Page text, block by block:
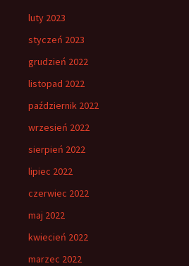
luty 2023
styczeń 2023
grudzień 2022
listopad 2022
październik 2022
wrzesień 2022
sierpień 2022
lipiec 2022
czerwiec 2022
maj 2022
kwiecień 2022
marzec 2022